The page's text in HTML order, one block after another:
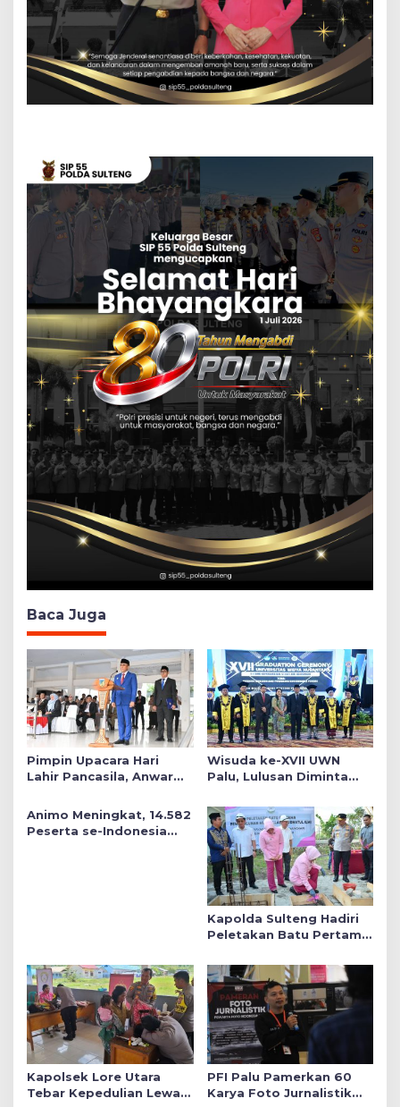
Baca Juga
Pimpin Upacara Hari
Lahir Pancasila, Anwar
Sosial dalam Kebijakan
Publik
Wisuda ke-XVII UWN
Palu, Lulusan Diminta
Daerah
Animo Meningkat, 14.582
Peserta se-Indonesia
Kapolda Sulteng Hadiri
Peletakan Batu Pertama
di Sekolah YKB
Kapolsek Lore Utara
Tebar Kepedulian Lewat
PFI Palu Pamerkan 60
Karya Foto Jurnalistik